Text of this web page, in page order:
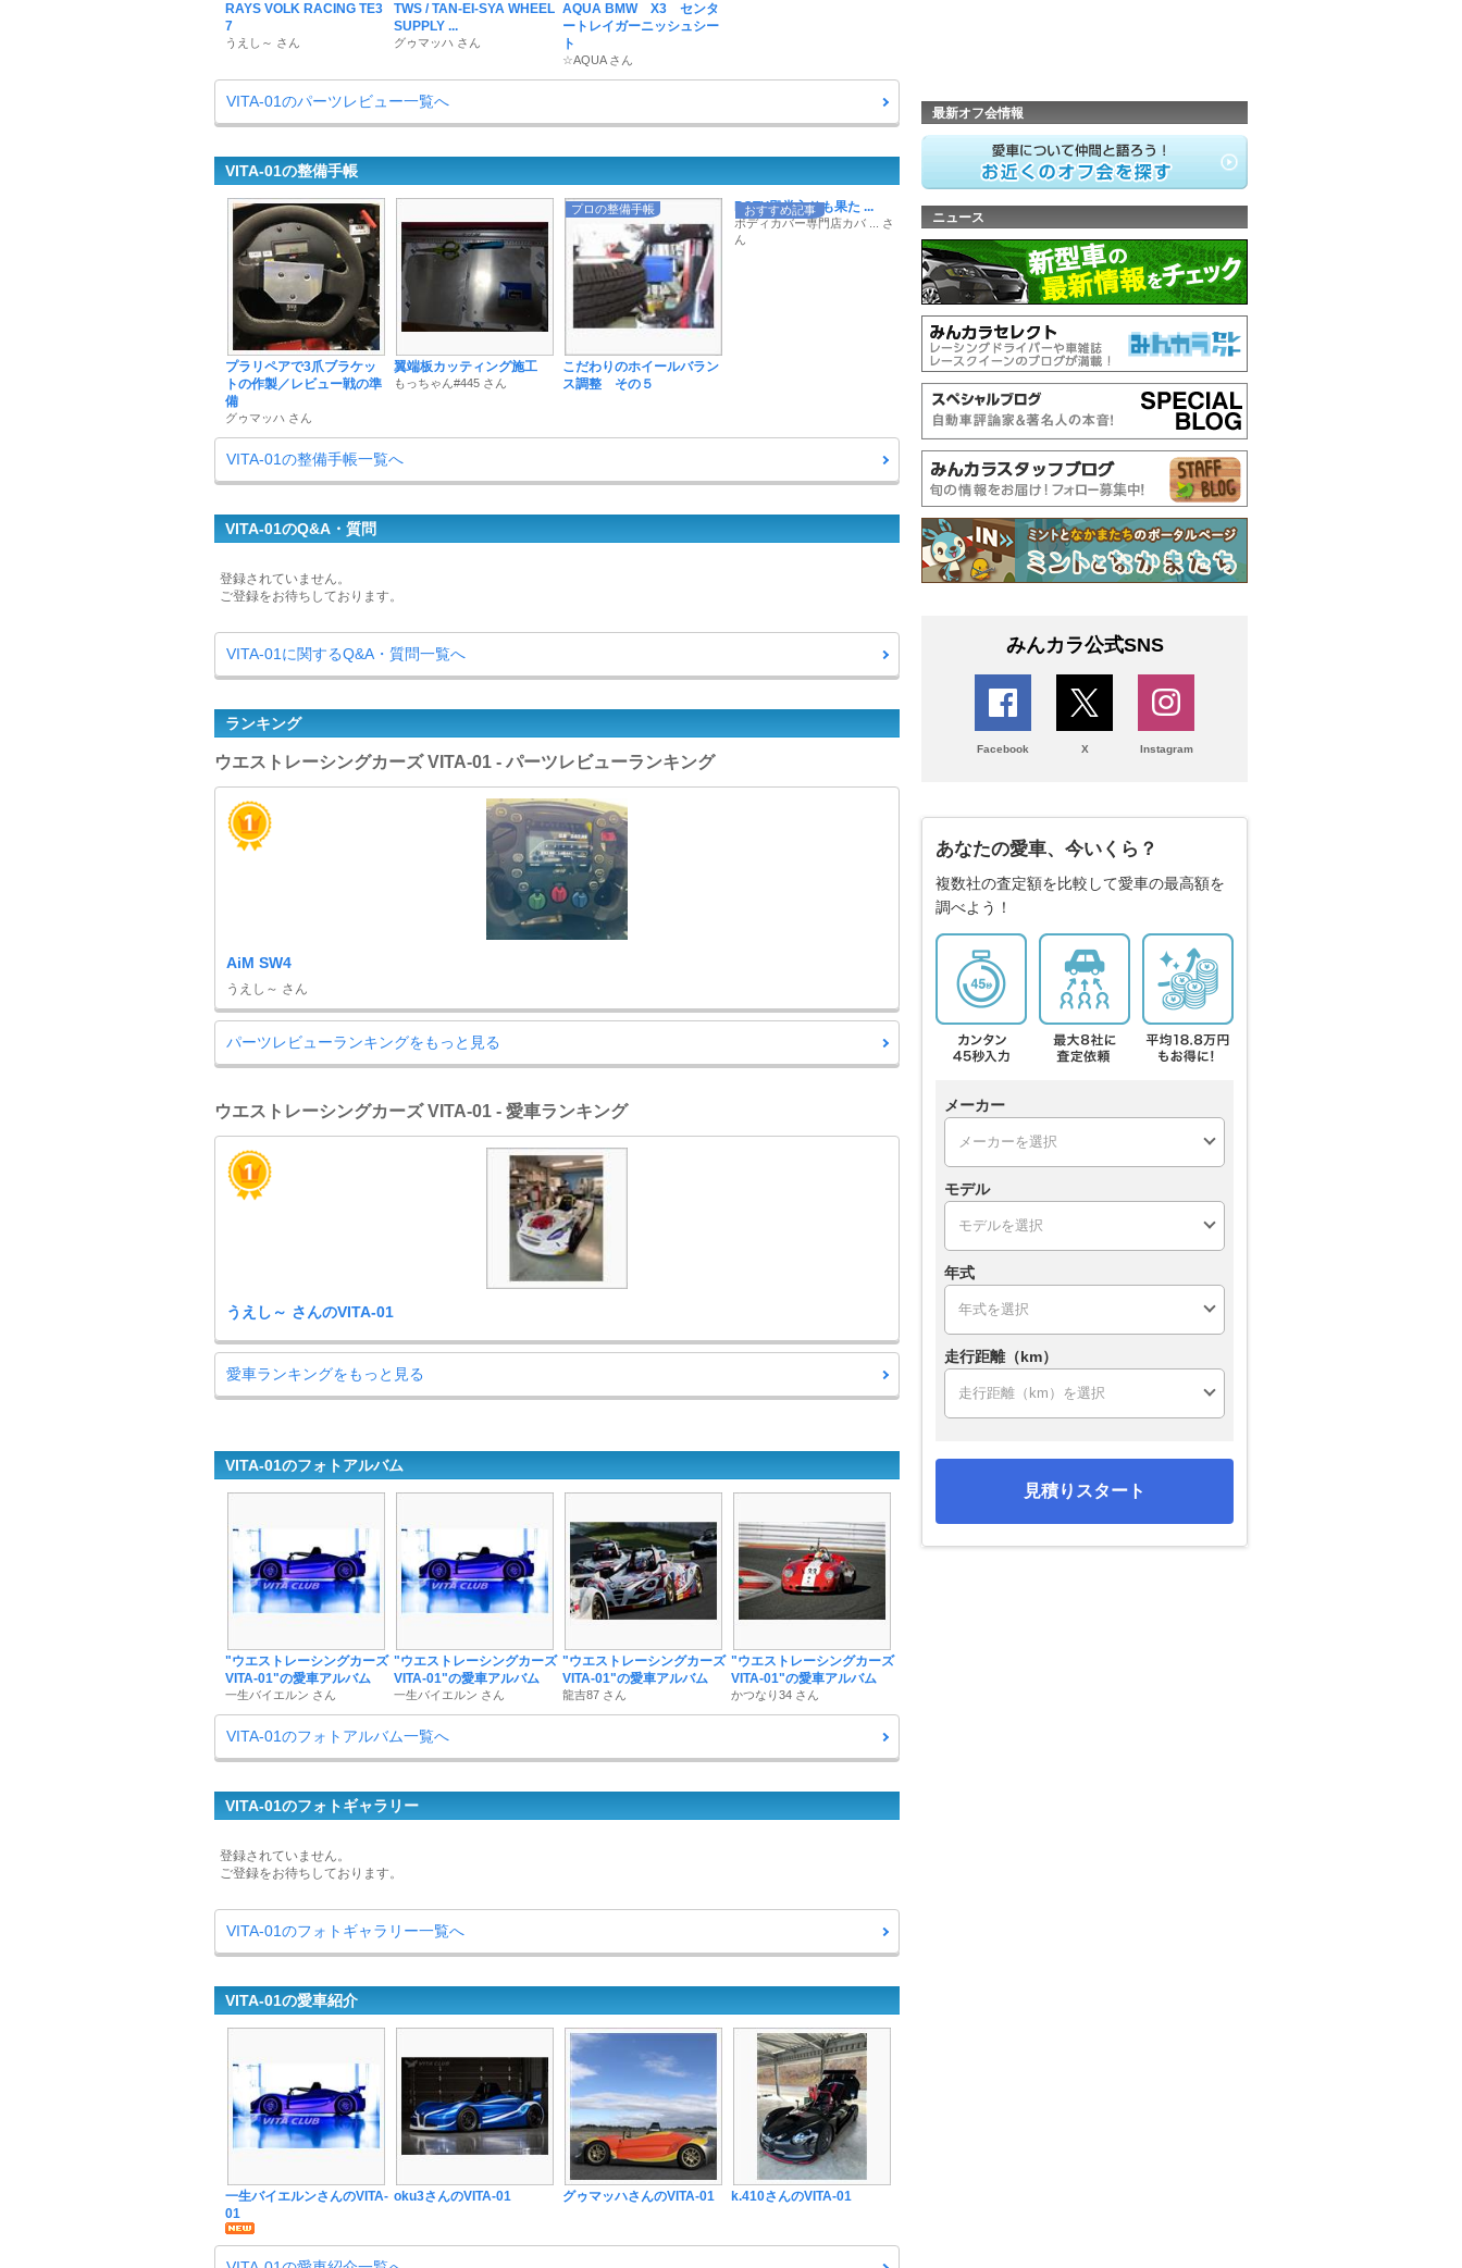
RAYS VOLK RACING TE3
7
うえし～ さん
TWS / TAN-EI-SYA WHEEL
SUPPLY ...
グゥマッハ さん
AQUA BMW X3 センタ
ートレイガーニッシュシー
ト
☆AQUA さん
VITA-01のパーツレビュー一覧へ
VITA-01の整備手帳
プラリペアで3爪ブラケッ
トの作製／レビュー戦の準
備
グゥマッハ さん
翼端板カッティング施工
もっちゃん#445 さん
プロの整備手帳
こだわりのホイールバラン
ス調整 その５
おすすめ記事
POTY殿堂入りも果た ...
ボディカバー専門店カバ ... さ
ん
VITA-01の整備手帳一覧へ
VITA-01のQ&A・質問
登録されていません。
ご登録をお待ちしております。
VITA-01に関するQ&A・質問一覧へ
ランキング
ウエストレーシングカーズ VITA-01 - パーツレビューランキング
AiM SW4
うえし～ さん
パーツレビューランキングをもっと見る
ウエストレーシングカーズ VITA-01 - 愛車ランキング
うえし～ さんのVITA-01
愛車ランキングをもっと見る
VITA-01のフォトアルバム
"ウエストレーシングカーズ
VITA-01"の愛車アルバム
一生バイエルン さん
"ウエストレーシングカーズ
VITA-01"の愛車アルバム
一生バイエルン さん
"ウエストレーシングカーズ
VITA-01"の愛車アルバム
龍吉87 さん
"ウエストレーシングカーズ
VITA-01"の愛車アルバム
かつなり34 さん
VITA-01のフォトアルバム一覧へ
VITA-01のフォトギャラリー
登録されていません。
ご登録をお待ちしております。
VITA-01のフォトギャラリー一覧へ
VITA-01の愛車紹介
一生バイエルンさんのVITA-
01
oku3さんのVITA-01 グゥマッハさんのVITA-01 k.410さんのVITA-01
最新オフ会情報
ニュース
みんカラ公式SNS
Facebook X Instagram
あなたの愛車、今いくら？
複数社の査定額を比較して愛車の最高額を
調べよう！
メーカー
モデル
年式
走行距離（km）
見積りスタート